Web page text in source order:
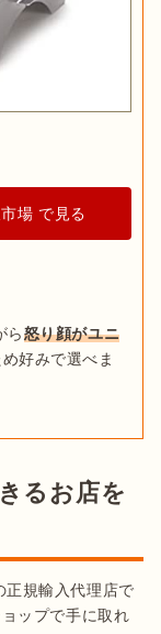
場 で見る
ら怒り顔がユニ
好みで選べま
るお店を
正規輸入代理店で
ップで手に取れ